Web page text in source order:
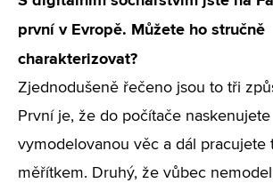
první v Evropě. Můžete ho stručně
charakterizovat?
Zjednodušeně řečeno jsou to tři
První je, že do počítače naskenujete
vymodelovanou věc a dál pracujete
měřítkem. Druhý, že vůbec